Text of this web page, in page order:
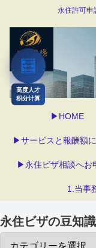
🧮
高度人才
积分计算
永住許可申
▶HOME
▶サービスと報酬額
▶永住ビザ相談へお
永住ビザの豆知識